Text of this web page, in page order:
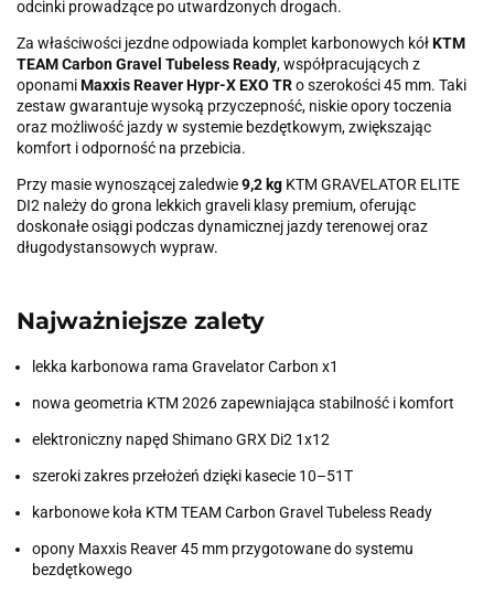
odcinki prowadzące po utwardzonych drogach.
Za właściwości jezdne odpowiada komplet karbonowych kółKTM
TEAM Carbon Gravel Tubeless Ready, współpracujących z
oponamiMaxxis Reaver Hypr-X EXO TRo szerokości 45 mm. Taki
zestaw gwarantuje wysoką przyczepność, niskie opory toczenia
oraz możliwość jazdy w systemie bezdętkowym, zwiększając
komfort i odporność na przebicia.
Przy masie wynoszącej zaledwie9,2 kg KTM GRAVELATOR ELITE
DI2 należy do grona lekkich graveli klasy premium, oferując
doskonałe osiągi podczas dynamicznej jazdy terenowej oraz
długodystansowych wypraw.
Najważniejsze zalety
lekka karbonowa rama Gravelator Carbon x1
nowa geometria KTM 2026 zapewniająca stabilność i komfort
elektroniczny napęd Shimano GRX Di2 1x12
szeroki zakres przełożeń dzięki kasecie 10–51T
karbonowe koła KTM TEAM Carbon Gravel Tubeless Ready
opony Maxxis Reaver 45 mm przygotowane do systemu
bezdętkowego